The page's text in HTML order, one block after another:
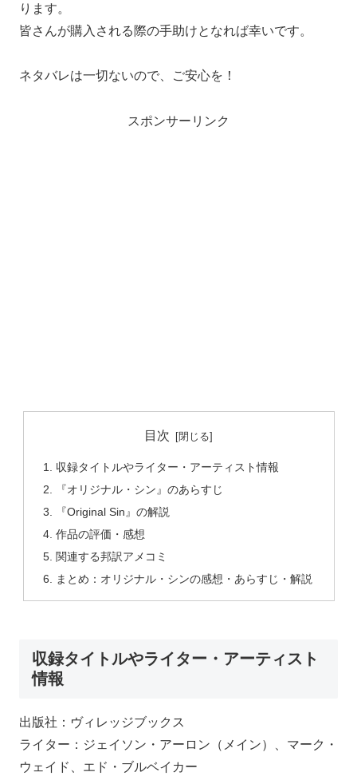
ります。
皆さんが購入される際の手助けとなれば幸いです。
ネタバレは一切ないので、ご安心を！
スポンサーリンク
目次
収録タイトルやライター・アーティスト情報
『オリジナル・シン』のあらすじ
『Original Sin』の解説
作品の評価・感想
関連する邦訳アメコミ
まとめ：オリジナル・シンの感想・あらすじ・解説
収録タイトルやライター・アーティスト
情報
出版社：ヴィレッジブックス
ライター：ジェイソン・アーロン（メイン）、マーク・
ウェイド、エド・ブルベイカー